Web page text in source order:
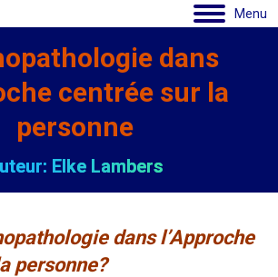
Menu
dans
centrée sur la
personne
Elke Lambers
dans l’Approche
personne?